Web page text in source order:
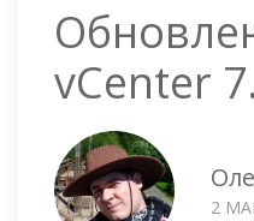
vCenter
2